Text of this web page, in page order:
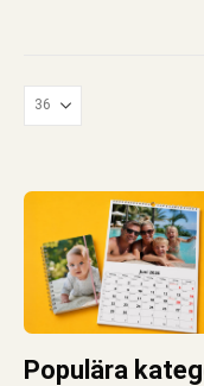
Populära